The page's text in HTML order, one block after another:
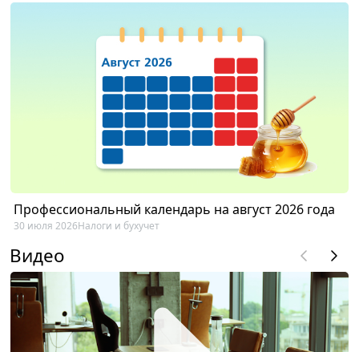
Профессиональный календарь на август 2026 года
30 июля 2026Налоги и бухучет
Видео